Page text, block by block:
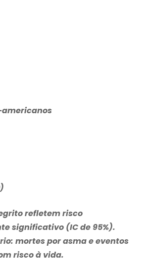
refletem risco
significativo (IC de 95%).
mortes por asma e eventos
risco à vida.